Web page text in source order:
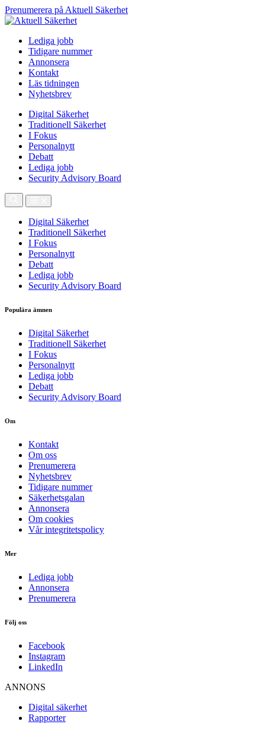
Prenumerera på Aktuell Säkerhet
Lediga jobb
Tidigare nummer
Annonsera
Kontakt
Läs tidningen
Nyhetsbrev
Digital Säkerhet
Traditionell Säkerhet
I Fokus
Personalnytt
Debatt
Lediga jobb
Security Advisory Board
Digital Säkerhet
Traditionell Säkerhet
I Fokus
Personalnytt
Debatt
Lediga jobb
Security Advisory Board
Populära ämnen
Digital Säkerhet
Traditionell Säkerhet
I Fokus
Personalnytt
Lediga jobb
Debatt
Security Advisory Board
Om
Kontakt
Om oss
Prenumerera
Nyhetsbrev
Tidigare nummer
Säkerhetsgalan
Annonsera
Om cookies
Vår integritetspolicy
Mer
Lediga jobb
Annonsera
Prenumerera
Följ oss
Facebook
Instagram
LinkedIn
ANNONS
Digital säkerhet
Rapporter